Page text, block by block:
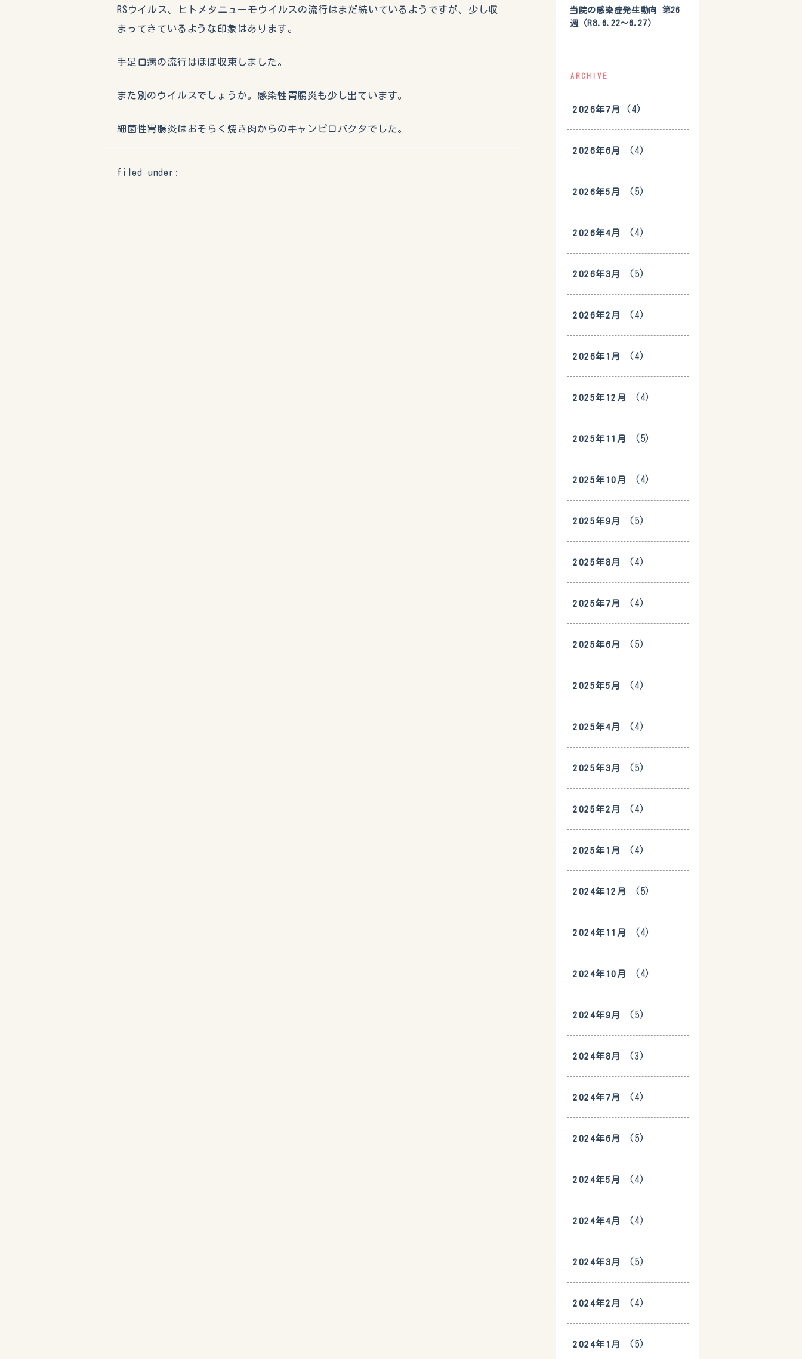
RSウイルス、ヒトメタニューモウイルスの流行はまだ続いているようですが、少し収
まってきているような印象はあります。
手足口病の流行はほぼ収束しました。
また別のウイルスでしょうか。感染性胃腸炎も少し出ています。
細菌性胃腸炎はおそらく焼き肉からのキャンピロバクタでした。
filed under:
当院の感染症発生動向 第26
週（R8.6.22〜6.27）
ARCHIVE
2026年7月 (4)
2026年6月 (4)
2026年5月 (5)
2026年4月 (4)
2026年3月 (5)
2026年2月 (4)
2026年1月 (4)
2025年12月 (4)
2025年11月 (5)
2025年10月 (4)
2025年9月 (5)
2025年8月 (4)
2025年7月 (4)
2025年6月 (5)
2025年5月 (4)
2025年4月 (4)
2025年3月 (5)
2025年2月 (4)
2025年1月 (4)
2024年12月 (5)
2024年11月 (4)
2024年10月 (4)
2024年9月 (5)
2024年8月 (3)
2024年7月 (4)
2024年6月 (5)
2024年5月 (4)
2024年4月 (4)
2024年3月 (5)
2024年2月 (4)
2024年1月 (5)